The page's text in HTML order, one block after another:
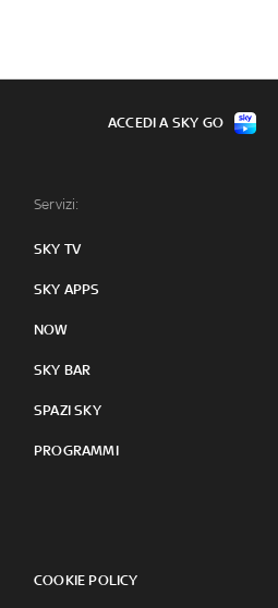
Servizi:
SKY TV
SKY APPS
NOW
SKY BAR
SPAZI SKY
PROGRAMMI
COOKIE POLICY
ACCEDI A SKY GO